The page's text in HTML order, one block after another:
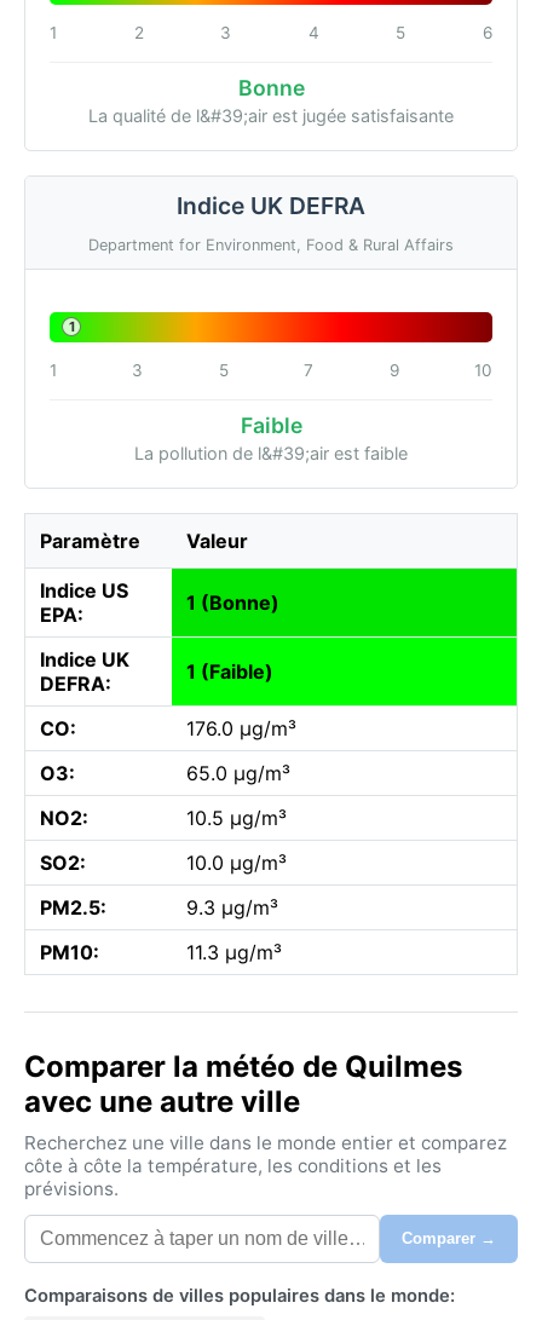
1 2 3 4 5 6
Bonne
La qualité de l&#39;air est jugée satisfaisante
Indice UK DEFRA
Department for Environment, Food & Rural Affairs
1
1 3 5 7 9 10
Faible
La pollution de l&#39;air est faible
Paramètre Valeur
Indice US
EPA:
1 (Bonne)
Indice UK
DEFRA:
1 (Faible)
CO:
176.0 µg/m³
O3:
65.0 µg/m³
NO2:
10.5 µg/m³
SO2:
10.0 µg/m³
PM2.5:
9.3 µg/m³
PM10:
11.3 µg/m³
Comparer la météo de Quilmes
avec une autre ville
Recherchez une ville dans le monde entier et comparez
côte à côte la température, les conditions et les
prévisions.
Comparer →
Comparaisons de villes populaires dans le monde: